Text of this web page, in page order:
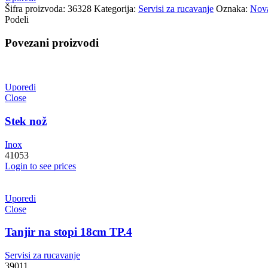
Šifra proizvoda: 36328 Kategorija: Servisi za rucavanje Oznaka:
Podeli
Povezani proizvodi
Uporedi
Close
Stek nož
Inox
41053
Login to see prices
Uporedi
Close
Tanjir na stopi 18cm TP.4
Servisi za rucavanje